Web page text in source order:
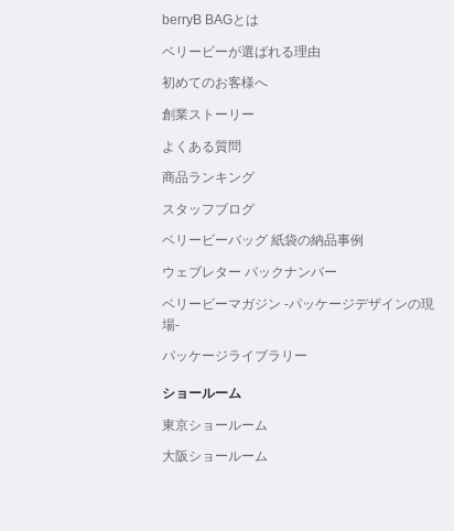
berryB BAGとは
ベリービーが選ばれる理由
初めてのお客様へ
創業ストーリー
よくある質問
商品ランキング
スタッフブログ
ベリービーバッグ 紙袋の納品事例
ウェブレター バックナンバー
ベリービーマガジン -パッケージデザインの現
場-
パッケージライブラリー
ショールーム
東京ショールーム
大阪ショールーム